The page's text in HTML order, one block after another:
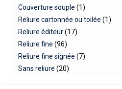
Couverture souple (1)
Reliure cartonnée ou toilée (1)
Reliure éditeur (17)
Reliure fine (96)
Reliure fine signée (7)
Sans reliure (20)